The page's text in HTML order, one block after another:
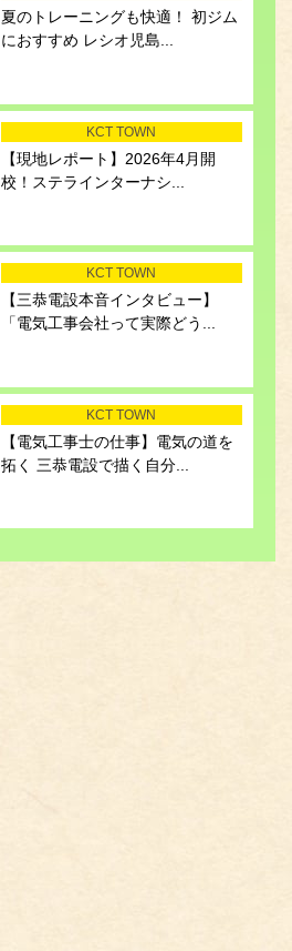
夏のトレーニングも快適！ 初ジム
におすすめ レシオ児島...
KCT TOWN
【現地レポート】2026年4月開
校！ステラインターナシ...
KCT TOWN
【三恭電設本音インタビュー】
「電気工事会社って実際どう...
KCT TOWN
【電気工事士の仕事】電気の道を
拓く 三恭電設で描く自分...